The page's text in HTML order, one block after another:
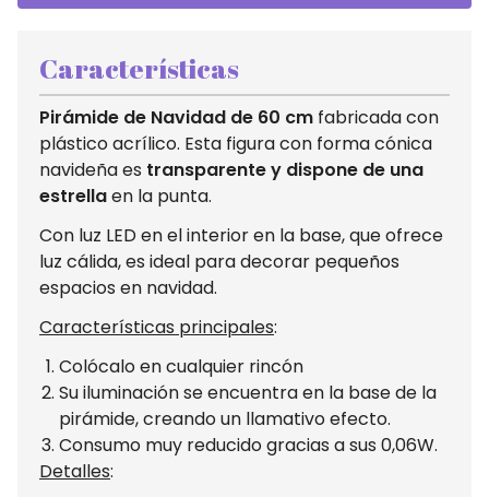
Características
Pirámide de Navidad de 60 cm fabricada con
plástico acrílico. Esta figura con forma cónica
navideña es transparente y dispone de una
estrellaen la punta.
Con luz LED en el interior en la base, que ofrece
luz cálida, es ideal para decorar pequeños
espacios en navidad.
Características principales:
Colócalo en cualquier rincón
Su iluminación se encuentra en la base de la
pirámide, creando un llamativo efecto.
Consumo muy reducido gracias a sus 0,06W.
Detalles: